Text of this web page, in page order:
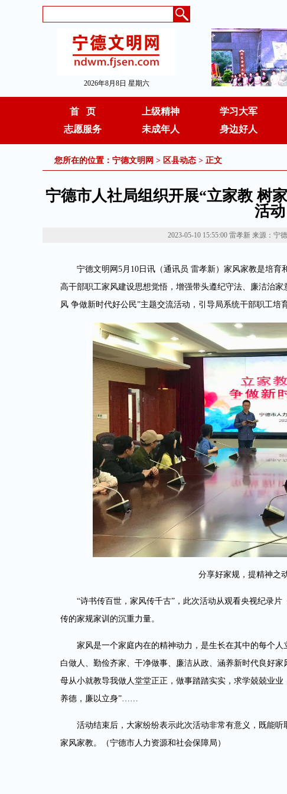
2026年8月8日 星期六
首 页 上级精神
学习大军
志愿服务
未成年人 身边好人
您所在的位置： 宁德文明网 > 区县动态 > 正文
宁德市人社局组织开展“立家教 树
活动
2023-05-10 15:55:00 雷孝新 来源：宁
宁德文明网5月10日讯（通讯员 雷孝新）家风家教是培
高干部职工家风建设思想觉悟，增强带头遵纪守法、廉洁治
风 争做新时代好公民”主题交流活动，引导局系统干部职工培
分享好家规，提精神之
“诗书传百世，家风传千古”，此次活动从观看央视纪录
传的家规家训的沉重力量。
家风是一个家庭内在的精神动力，是生长在其中的每个
白做人、勤俭齐家、干净做事、廉洁从政、涵养新时代良好
母从小就教导我做人堂堂正正，做事踏踏实实，求学兢兢业
养德，廉以立身”……
活动结束后，大家纷纷表示此次活动非常有意义，既能
家风家教。（宁德市人力资源和社会保障局）